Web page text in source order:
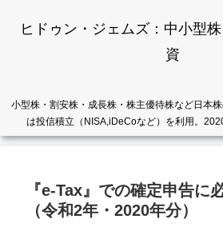
ヒドゥン・ジェムズ：中小型
資
小型株・割安株・成長株・株主優待株など日本
は投信積立（NISA,iDeCoなど）を利用。
『e-Tax』での確定申告に
（令和2年・2020年分）